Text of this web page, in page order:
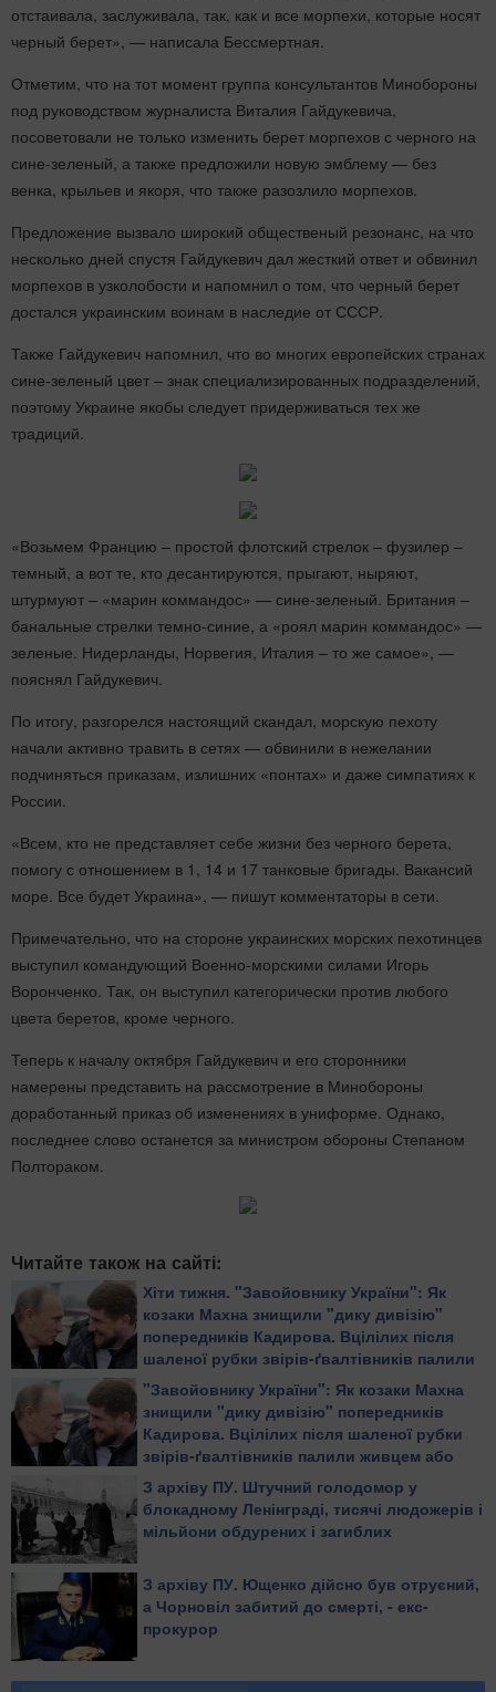
отстаивала, заслуживала, так, как и все морпехи, которые носят
черный берет», — написала Бессмертная.
Отметим, что на тот момент группа консультантов Минобороны
под руководством журналиста Виталия Гайдукевича,
посоветовали не только изменить берет морпехов с черного на
сине-зеленый, а также предложили новую эмблему — без
венка, крыльев и якоря, что также разозлило морпехов.
Предложение вызвало широкий общественый резонанс, на что
несколько дней спустя Гайдукевич дал жесткий ответ и обвинил
морпехов в узколобости и напомнил о том, что черный берет
достался украинским воинам в наследие от СССР.
Также Гайдукевич напомнил, что во многих европейских странах
сине-зеленый цвет – знак специализированных подразделений,
поэтому Украине якобы следует придерживаться тех же
традиций.
«Возьмем Францию – простой флотский стрелок – фузилер –
темный, а вот те, кто десантируются, прыгают, ныряют,
штурмуют – «марин коммандос» — сине-зеленый. Британия –
банальные стрелки темно-синие, а «роял марин коммандос» —
зеленые. Нидерланды, Норвегия, Италия – то же самое», —
пояснял Гайдукевич.
По итогу, разгорелся настоящий скандал, морскую пехоту
начали активно травить в сетях — обвинили в нежелании
подчиняться приказам, излишних «понтах» и даже симпатиях к
России.
«Всем, кто не представляет себе жизни без черного берета,
помогу с отношением в 1, 14 и 17 танковые бригады. Вакансий
море. Все будет Украина», — пишут комментаторы в сети.
Примечательно, что на стороне украинских морских пехотинцев
выступил командующий Военно-морскими силами Игорь
Воронченко. Так, он выступил категорически против любого
цвета беретов, кроме черного.
Теперь к началу октября Гайдукевич и его сторонники
намерены представить на рассмотрение в Минобороны
доработанный приказ об изменениях в униформе. Однако,
последнее слово останется за министром обороны Степаном
Полтораком.
Читайте також на сайті:
Хіти тижня. "Завойовнику України": Як
козаки Махна знищили "дику дивізію"
попередників Кадирова. Вцілілих після
шаленої рубки звірів-ґвалтівників палили
живцем або повільно рубали на дрібні
шматки
"Завойовнику України": Як козаки Махна
знищили "дику дивізію" попередників
Кадирова. Вцілілих після шаленої рубки
звірів-ґвалтівників палили живцем або
повільно рубали на дрібні шматки
З архіву ПУ. Штучний голодомор у
блокадному Ленінграді, тисячі людожерів і
мільйони обдурених і загиблих
З архіву ПУ. Ющенко дійсно був отруєний,
а Чорновіл забитий до смерті, - екс-
прокурор